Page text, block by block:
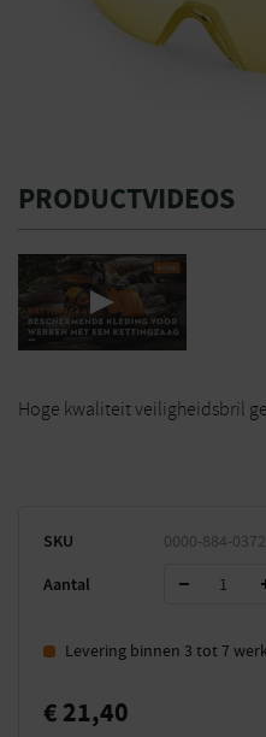
PRODUCTVIDEOS
Hoge kwaliteit veiligheidsbril
SKU 0000-884-0372
Aantal
Levering binnen 3 tot 7
€ 21,40